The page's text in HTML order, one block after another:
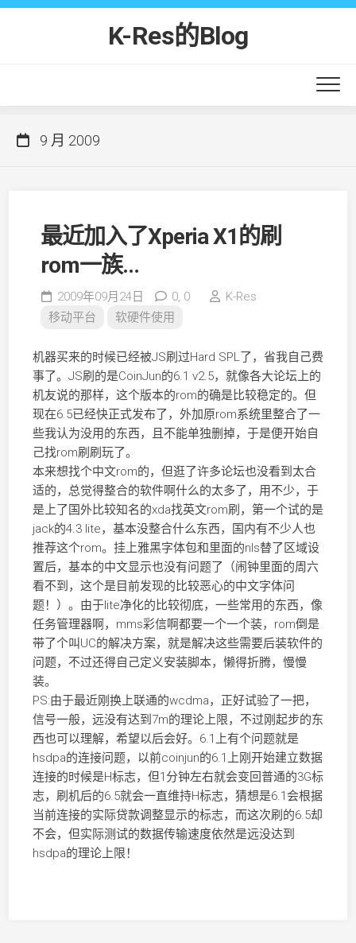
Skip
K-Res的Blog
9 月 2009
最近加入了Xperia X1的刷
rom一族…
2009年09月24日 0, 0
K-Res
移动平台
软硬件使用
机器买来的时候已经被JS刷过Hard SPL了，省我自己费
事了。JS刷的是CoinJun的6.1 v2.5，就像各大论坛上的
机友说的那样，这个版本的rom的确是比较稳定的。但
现在6.5已经快正式发布了，外加原rom系统里整合了一
些我认为没用的东西，且不能单独删掉，于是便开始自
己找rom刷刷玩了。
本来想找个中文rom的，但逛了许多论坛也没看到太合
适的，总觉得整合的软件啊什么的太多了，用不少，于
是上了国外比较知名的xda找英文rom刷，第一个试的是
jack的4.3 lite，基本没整合什么东西，国内有不少人也
推荐这个rom。挂上雅黑字体包和里面的nls替了区域设
置后，基本的中文显示也没有问题了（闹钟里面的周六
看不到，这个是目前发现的比较恶心的中文字体问
题！）。由于lite净化的比较彻底，一些常用的东西，像
任务管理器啊，mms彩信啊都要一个一个装，rom倒是
带了个叫UC的解决方案，就是解决这些需要后装软件的
问题，不过还得自己定义安装脚本，懒得折腾，慢慢
装。
PS:由于最近刚换上联通的wcdma，正好试验了一把，
信号一般，远没有达到7m的理论上限，不过刚起步的东
西也可以理解，希望以后会好。6.1上有个问题就是
hsdpa的连接问题，以前coinjun的6.1上刚开始建立数据
连接的时候是H标志，但1分钟左右就会变回普通的3G标
志，刷机后的6.5就会一直维持H标志，猜想是6.1会根据
当前连接的实际贷款调整显示的标志，而这次刷的6.5却
不会，但实际测试的数据传输速度依然是远没达到
hsdpa的理论上限！